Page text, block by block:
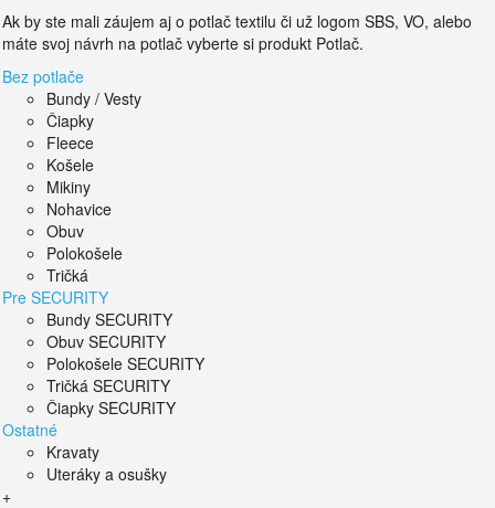
Ak by ste mali záujem aj o potlač textilu či už logom SBS, VO, alebo
máte svoj návrh na potlač vyberte si produkt Potlač.
Bez potlače
Bundy / Vesty
Čiapky
Fleece
Košele
Mikiny
Nohavice
Obuv
Polokošele
Tričká
Pre SECURITY
Bundy SECURITY
Obuv SECURITY
Polokošele SECURITY
Tričká SECURITY
Čiapky SECURITY
Ostatné
Kravaty
Uteráky a osušky
+